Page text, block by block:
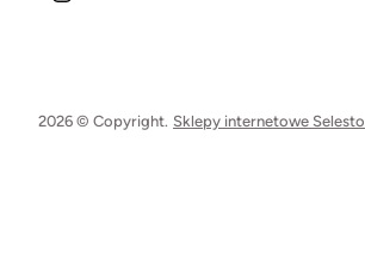
2026 © Copyright. Sklepy internetowe Selesto